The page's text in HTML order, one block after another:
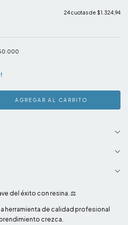
24cuotas de $1.324,94
del éxito con resina. ⚖️
herramienta de calidad profesional
crezca.